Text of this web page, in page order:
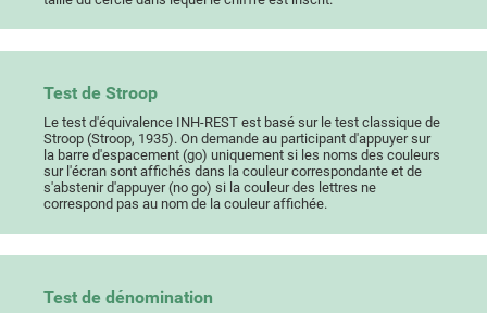
Test de Stroop
Le test d'équivalence INH-REST est basé sur le test classique de
Stroop (Stroop, 1935). On demande au participant d'appuyer sur
la barre d'espacement (go) uniquement si les noms des couleurs
sur l'écran sont affichés dans la couleur correspondante et de
s'abstenir d'appuyer (no go) si la couleur des lettres ne
correspond pas au nom de la couleur affichée.
Test de dénomination